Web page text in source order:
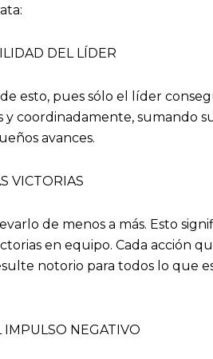
DEL LÍDER
esto, pues sólo el líder
coordinadamente, sumando
avances.
VICTORIAS
de menos a más. Esto
en equipo. Cada acción
notorio para todos lo que
IMPULSO NEGATIVO